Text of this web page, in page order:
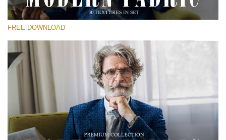
Xin hãy lựa chọn
Small 800*533px
Modern Fabric
(30 Textures)
Large 6000*4000px
Entire Collection
FREE DOWNLOAD